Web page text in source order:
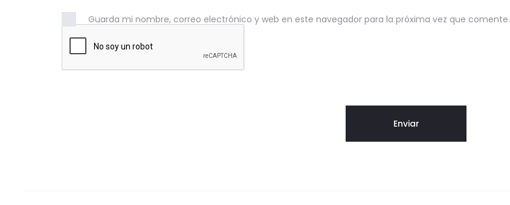
Guarda mi nombre, correo electrónico y web en este navegador para la próxima vez que comente.